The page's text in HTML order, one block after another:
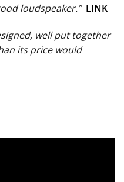
loudspeaker.” LINK
well put together
its price would